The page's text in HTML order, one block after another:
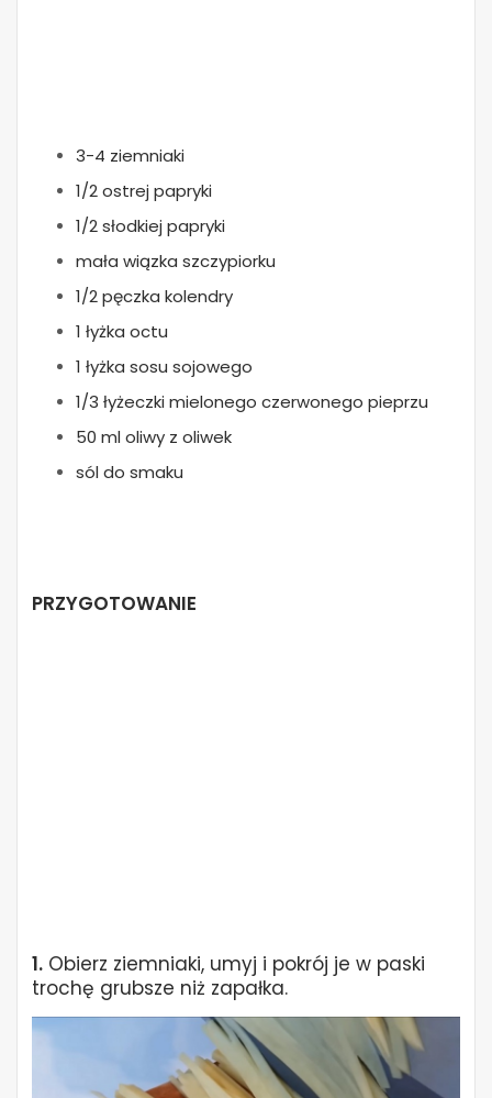
3-4 ziemniaki
1/2 ostrej papryki
1/2 słodkiej papryki
mała wiązka szczypiorku
1/2 pęczka kolendry
1 łyżka octu
1 łyżka sosu sojowego
1/3 łyżeczki mielonego czerwonego pieprzu
50 ml oliwy z oliwek
sól do smaku
PRZYGOTOWANIE
1. Obierz ziemniaki, umyj i pokrój je w paski
trochę grubsze niż zapałka.